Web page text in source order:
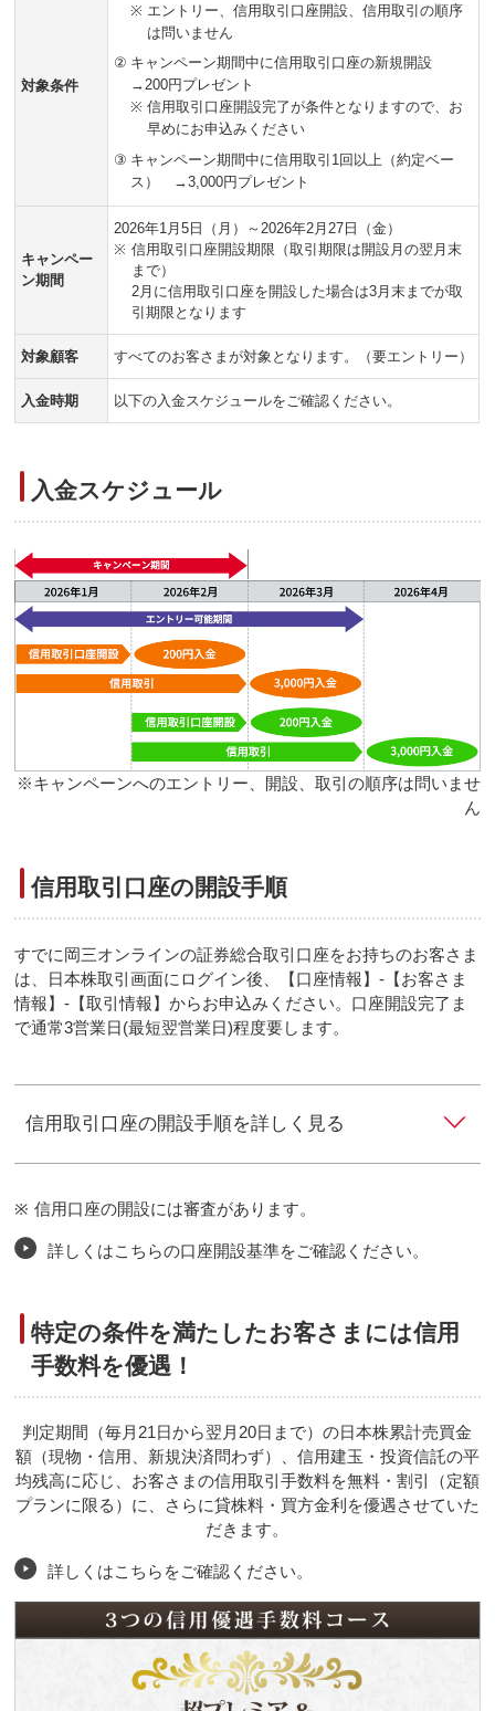
対象条件
※ エントリー、信用取引口座開設、信用取引の順序
は問いません
② キャンペーン期間中に信用取引口座の新規開設
→200円プレゼント
※ 信用取引口座開設完了が条件となりますので、お
早めにお申込みください
③ キャンペーン期間中に信用取引1回以上（約定ベー
ス） →3,000円プレゼント
キャンペー
ン期間
2026年1月5日（月）～2026年2月27日（金）
※ 信用取引口座開設期限（取引期限は開設月の翌月末
まで）
2月に信用取引口座を開設した場合は3月末までが取
引期限となります
対象顧客 すべてのお客さまが対象となります。（要エントリー）
入金時期 以下の入金スケジュールをご確認ください。
入金スケジュール
※キャンペーンへのエントリー、開設、取引の順序は問いませ
ん
信用取引口座の開設手順
すでに岡三オンラインの証券総合取引口座をお持ちのお客さま
は、日本株取引画面にログイン後、【口座情報】-【お客さま
情報】-【取引情報】からお申込みください。口座開設完了ま
で通常3営業日(最短翌営業日)程度要します。
信用取引口座の開設手順を詳しく見る
※ 信用口座の開設には審査があります。
詳しくはこちらの口座開設基準をご確認ください。
特定の条件を満たしたお客さまには信用
手数料を優遇！
判定期間（毎月21日から翌月20日まで）の日本株累計売買金
額（現物・信用、新規決済問わず）、信用建玉・投資信託の平
均残高に応じ、お客さまの信用取引手数料を無料・割引（定額
プランに限る）に、さらに貸株料・買方金利を優遇させていた
だきます。
詳しくはこちらをご確認ください。